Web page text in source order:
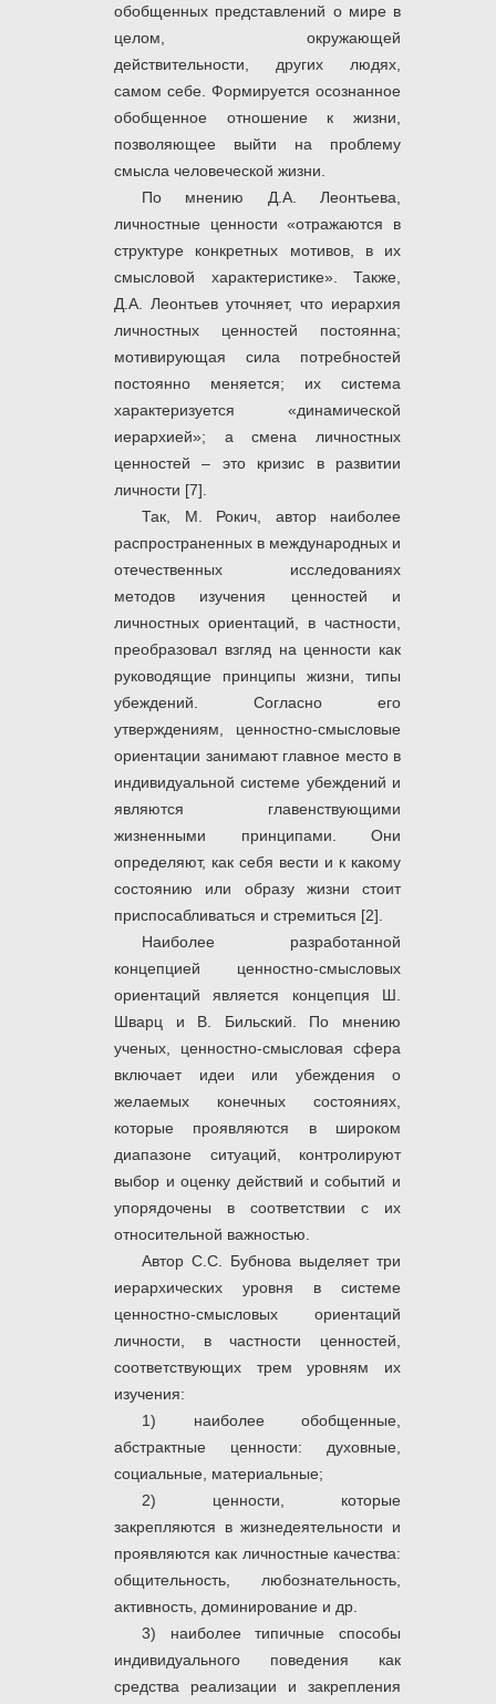
обобщенных представлений о мире в
целом, окружающей
действительности, других людях,
самом себе. Формируется осознанное
обобщенное отношение к жизни,
позволяющее выйти на проблему
смысла человеческой жизни.
По мнению Д.А. Леонтьева,
личностные ценности «отражаются в
структуре конкретных мотивов, в их
смысловой характеристике». Также,
Д.А. Леонтьев уточняет, что иерархия
личностных ценностей постоянна;
мотивирующая сила потребностей
постоянно меняется; их система
характеризуется «динамической
иерархией»; а смена личностных
ценностей – это кризис в развитии
личности [7].
Так, М. Рокич, автор наиболее
распространенных в международных и
отечественных исследованиях
методов изучения ценностей и
личностных ориентаций, в частности,
преобразовал взгляд на ценности как
руководящие принципы жизни, типы
убеждений. Согласно его
утверждениям, ценностно-смысловые
ориентации занимают главное место в
индивидуальной системе убеждений и
являются главенствующими
жизненными принципами. Они
определяют, как себя вести и к какому
состоянию или образу жизни стоит
приспосабливаться и стремиться [2].
Наиболее разработанной
концепцией ценностно-смысловых
ориентаций является концепция Ш.
Шварц и В. Бильский. По мнению
ученых, ценностно-смысловая сфера
включает идеи или убеждения о
желаемых конечных состояниях,
которые проявляются в широком
диапазоне ситуаций, контролируют
выбор и оценку действий и событий и
упорядочены в соответствии с их
относительной важностью.
Автор С.С. Бубнова выделяет три
иерархических уровня в системе
ценностно-смысловых ориентаций
личности, в частности ценностей,
соответствующих трем уровням их
изучения:
1) наиболее обобщенные,
абстрактные ценности: духовные,
социальные, материальные;
2) ценности, которые
закрепляются в жизнедеятельности и
проявляются как личностные качества:
общительность, любознательность,
активность, доминирование и др.
3) наиболее типичные способы
индивидуального поведения как
средства реализации и закрепления